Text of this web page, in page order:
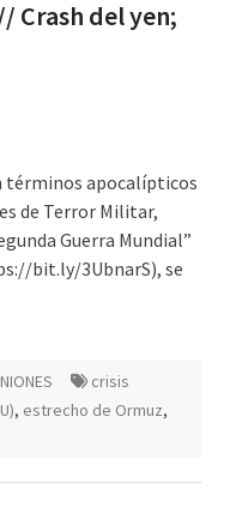
Crash del yen;
términos apocalípticos
de Terror Militar,
Guerra Mundial”
bit.ly/3UbnarS), se
crisis
, estrecho de Ormuz,